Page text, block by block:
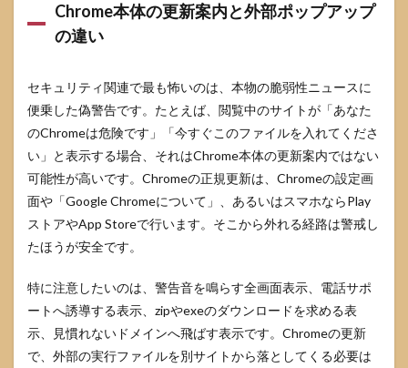
だけ
で十
分で
6.3
すで
害を
受け
たか
どう
かは
分か
りま
すか
6.4
スマホ
版
Chrome
も更新
Chrome本体の更新案内と外部ポップアップ
の違い
セキュリティ関連で最も怖いのは、本物の脆弱性ニュースに
便乗した偽警告です。たとえば、閲覧中のサイトが「あなた
のChromeは危険です」「今すぐこのファイルを入れてくださ
い」と表示する場合、それはChrome本体の更新案内ではない
可能性が高いです。Chromeの正規更新は、Chromeの設定画
面や「Google Chromeについて」、あるいはスマホならPlay
ストアやApp Storeで行います。そこから外れる経路は警戒し
たほうが安全です。
特に注意したいのは、警告音を鳴らす全画面表示、電話サポ
ートへ誘導する表示、zipやexeのダウンロードを求める表
示、見慣れないドメインへ飛ばす表示です。Chromeの更新
で、外部の実行ファイルを別サイトから落としてくる必要は